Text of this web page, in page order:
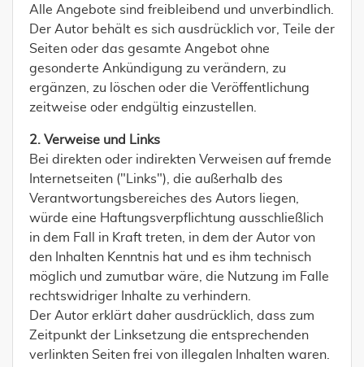
Alle Angebote sind freibleibend und unverbindlich.
Der Autor behält es sich ausdrücklich vor, Teile der
Seiten oder das gesamte Angebot ohne
gesonderte Ankündigung zu verändern, zu
ergänzen, zu löschen oder die Veröffentlichung
zeitweise oder endgültig einzustellen.
2. Verweise und Links
Bei direkten oder indirekten Verweisen auf fremde
Internetseiten ("Links"), die außerhalb des
Verantwortungsbereiches des Autors liegen,
würde eine Haftungsverpflichtung ausschließlich
in dem Fall in Kraft treten, in dem der Autor von
den Inhalten Kenntnis hat und es ihm technisch
möglich und zumutbar wäre, die Nutzung im Falle
rechtswidriger Inhalte zu verhindern.
Der Autor erklärt daher ausdrücklich, dass zum
Zeitpunkt der Linksetzung die entsprechenden
verlinkten Seiten frei von illegalen Inhalten waren.